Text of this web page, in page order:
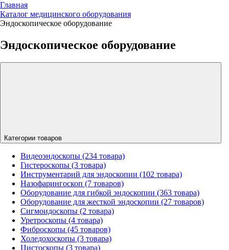
Главная
Каталог медицинского оборудования
Эндоскопическое оборудование
Эндоскопическое оборудование
Категории товаров
Видеоэндоскопы (234 товара)
Гистероскопы (3 товара)
Инструментарий для эндоскопии (102 товара)
Назофарингоскоп (7 товаров)
Оборудование для гибкой эндоскопии (363 товара)
Оборудование для жесткой эндоскопии (27 товаров)
Сигмоидоскопы (2 товара)
Уретроскопы (4 товара)
Фиброскопы (45 товаров)
Холедохоскопы (3 товара)
Цистоскопы (3 товара)